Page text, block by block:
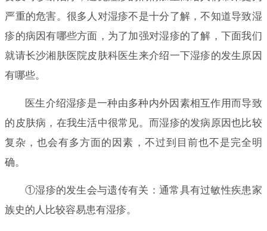
严重的危害。很多人对湿疹不是十分了解，不知道导致湿
疹的病因有哪些方面，为了加强对湿疹的了解，下面我们
就请长沙湘肤医院皮肤科医生来介绍一下湿疹的发生原因
有哪些。
医生介绍湿疹是一种由多种内外因素相互作用而导致
的皮肤病，在我生活中很常见。而湿疹的发病原因也比较
复杂，也会有多方面的因素，不过到目前也不是完全明
确。
①湿疹的发生会与遗传有关：通常具有过敏性疾患家
族史的人比较容易患有湿疹。